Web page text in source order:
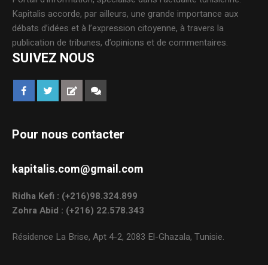
Kapitalis accorde, par ailleurs, une grande importance aux
débats d’idées et à l’expression citoyenne, à travers la
publication de tribunes, d’opinions et de commentaires.
SUIVEZ NOUS
Pour nous contacter
kapitalis.com@gmail.com
Ridha Kefi : (+216)98.324.899
Zohra Abid : (+216) 22.578.343
Résidence La Brise, Apt 4-2, 2083 El-Ghazala, Tunisie.